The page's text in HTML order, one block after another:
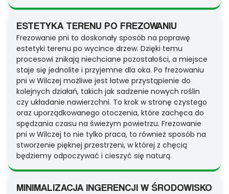
ESTETYKA TERENU PO FREZOWANIU
Frezowanie pni to doskonały sposób na poprawę
estetyki terenu po wycince drzew. Dzięki temu
procesowi znikają niechciane pozostałości, a miejsce
staje się jednolite i przyjemne dla oka. Po frezowaniu
pni w Wilczej możliwe jest łatwe przystąpienie do
kolejnych działań, takich jak sadzenie nowych roślin
czy układanie nawierzchni. To krok w stronę czystego
oraz uporządkowanego otoczenia, które zachęca do
spędzania czasu na świeżym powietrzu. Frezowanie
pni w Wilczej to nie tylko praca, to również sposób na
stworzenie pięknej przestrzeni, w której z chęcią
będziemy odpoczywać i cieszyć się naturą.
MINIMALIZACJA INGERENCJI W ŚRODOWISKO